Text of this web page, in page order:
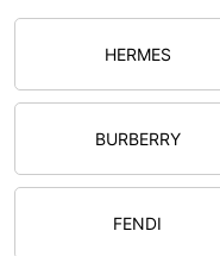
HERMES
BURBERRY
FENDI